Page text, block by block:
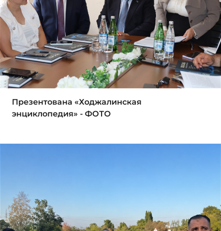
Презентована «Ходжалинская
энциклопедия» - ФОТО